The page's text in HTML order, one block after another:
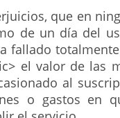
que en
de un día del
fallado
el valor de las
al
o gastos en